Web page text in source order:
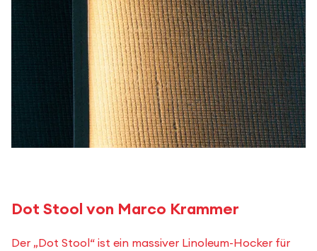
Dot Stool von Marco Krammer
Der „Dot Stool“ ist ein massiver Linoleum-Hocker für